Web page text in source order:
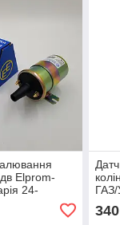
Elprom-
24-
340